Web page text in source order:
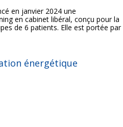
en janvier 2024 une
en cabinet libéral, conçu pour la
de 6 patients. Elle est portée par
énergétique